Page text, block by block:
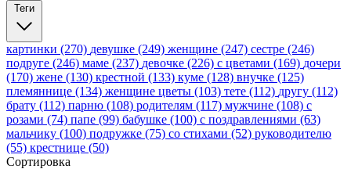
Теги
картинки (270) девушке (249) женщине (247) сестре (246)
подруге (246) маме (237) девочке (226) с цветами (169) дочери
(170) жене (130) крестной (133) куме (128) внучке (125)
племяннице (134) женщине цветы (103) тете (112) другу (112)
брату (112) парню (108) родителям (117) мужчине (108) с
розами (74) папе (99) бабушке (100) с поздравлениями (63)
мальчику (100) подружке (75) со стихами (52) руководителю
(55) крестнице (50)
Сортировка